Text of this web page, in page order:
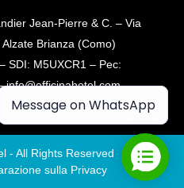
Jean-Pierre & C. – Via
Brianza (Como)
SDI: M5UXCR1 – Pec:
info@officinahotel.com
- All Rights Reserved
sulla Privacy
Message on WhatsApp